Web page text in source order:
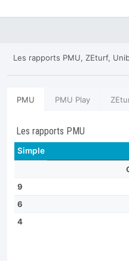
Les rapports PMU, ZEturf,
PMU PMU Play
Les rapports PMU
Simple
9
6
4